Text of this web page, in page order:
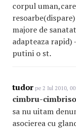
corpul
majore de
adapteaza
putini o st.
tudor pe 2 Iul 2010,
cimbru-
sa nu uitam
asocierea cu